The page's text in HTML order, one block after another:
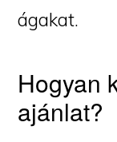
ágakat.
Hogyan
ajánlat?